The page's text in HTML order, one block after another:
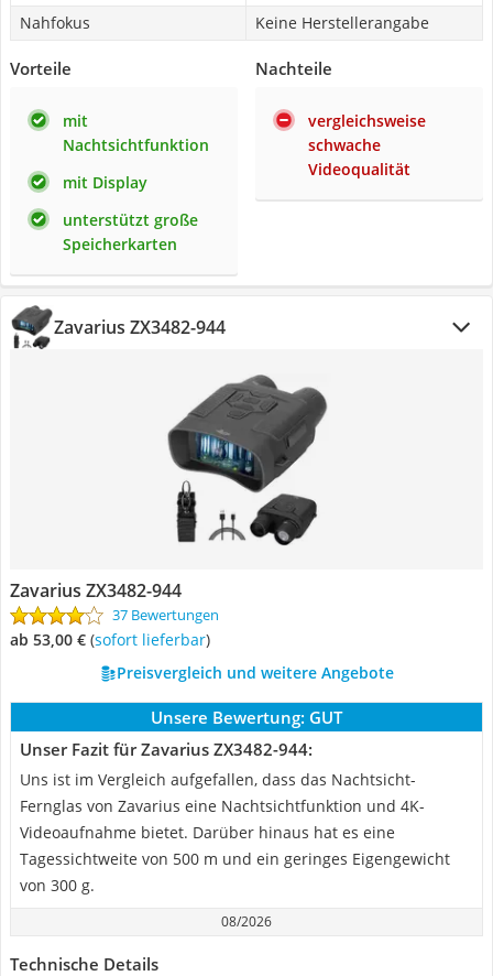
Nahfokus
Keine Herstellerangabe
Vorteile
mit
Nachtsichtfunktion
mit Display
unterstützt große
Speicherkarten
Nachteile
vergleichsweise
schwache
Videoqualität
Zavarius ‎ZX3482-944
Zavarius ‎ZX3482-944
37 Bewertungen
ab 53,00 € ( Sofort lieferbar)
Preisvergleich und weitere Angebote
Unsere Bewertung: GUT
Unser Fazit für Zavarius ‎ZX3482-944:
Uns ist im Vergleich aufgefallen, dass das Nachtsicht-
Fernglas von Zavarius eine Nachtsichtfunktion und 4K-
Videoaufnahme bietet. Darüber hinaus hat es eine
Tagessichtweite von 500 m und ein geringes Eigengewicht
von 300 g.
08/2026
Technische Details